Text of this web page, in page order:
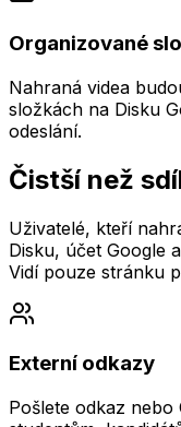
Organizované
Nahraná videa
složkách na Disku
odeslání.
Čistší než
Uživatelé, kteří
Disku, účet Google
Vidí pouze stránku
Externí odkazy
Pošlete odkaz nebo